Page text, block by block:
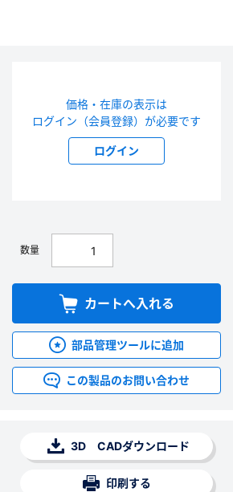
価格・在庫の表示は
ログイン（会員登録）が必要です
ログイン
数量
カートへ入れる
部品管理ツールに追加
この製品のお問い合わせ
3D CADダウンロード
印刷する